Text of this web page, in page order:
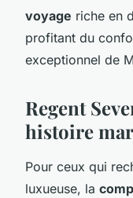
voyage riche en
profitant du
exceptionnel de
Regent
histoire
Pour ceux qui
luxueuse, la